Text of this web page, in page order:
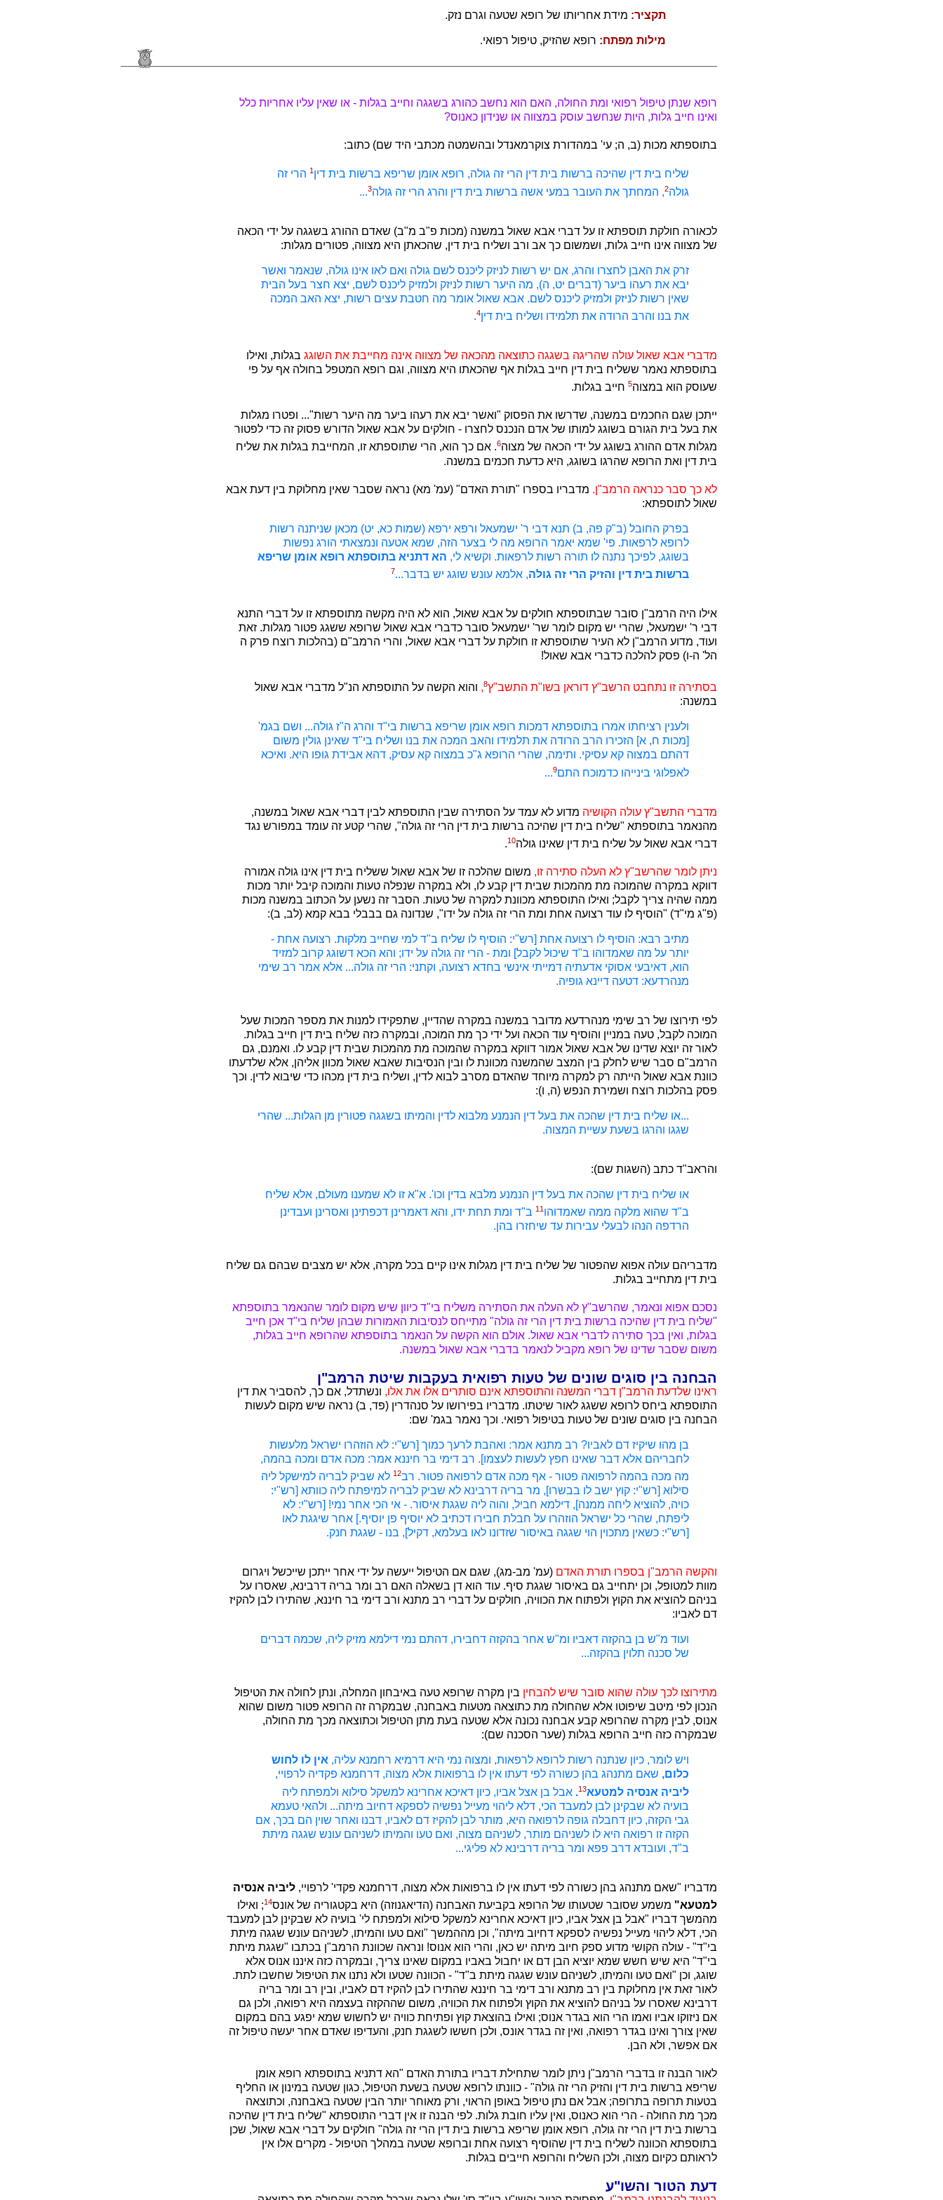
תקציר: מידת אחריותו של רופא שטעה וגרם נזק.
מילות מפתח: רופא שהזיק, טיפול רפואי.
רופא שנתן טיפול רפואי ומת החולה, האם הוא נחשב כהורג בשגגה וחייב בגלות - או שאין עליו אחריות כלל
ואינו חייב גלות, היות שנחשב עוסק במצווה או שנידון כאנוס?
בתוספתא מכות (ב, ה; עי' במהדורת צוקרמאנדל ובהשמטה מכתבי היד שם) כתוב:
שליח בית דין שהיכה ברשות בית דין הרי זה גולה, רופא אומן שריפא ברשות בית דין 1 הרי זה
גולה2, המחתך את העובר במעי אשה ברשות בית דין והרג הרי זה גולה3
...
לכאורה חולקת תוספתא זו על דברי אבא שאול במשנה (מכות פ"ב מ"ב) שאדם ההורג בשגגה על ידי הכאה
של מצווה אינו חייב גלות, ושמשום כך אב ורב ושליח בית דין, שהכאתן היא מצווה, פטורים מגלות:
זרק את האבן לחצרו והרג, אם יש רשות לניזק ליכנס לשם גולה ואם לאו אינו גולה, שנאמר ואשר
יבא את רעהו ביער (דברים יט, ה), מה היער רשות לניזק ולמזיק ליכנס לשם, יצא חצר בעל הבית
שאין רשות לניזק ולמזיק ליכנס לשם. אבא שאול אומר מה חטבת עצים רשות, יצא האב המכה
את בנו והרב הרודה את תלמידו ושליח בית דין4
.
מדברי אבא שאול עולה שהריגה בשגגה כתוצאה מהכאה של מצווה אינה מחייבת את השוגג בגלות, ואילו
בתוספתא נאמר ששליח בית דין חייב בגלות אף שהכאתו היא מצווה, וגם רופא המטפל בחולה אף על פי
שעוסק הוא במצוה5 חייב בגלות.
ייתכן שגם החכמים במשנה, שדרשו את הפסוק "ואשר יבא את רעהו ביער מה היער רשות"... ופטרו מגלות
את בעל בית הגורם בשוגג למותו של אדם הנכנס לחצרו - חולקים על אבא שאול הדורש פסוק זה כדי לפטור
מגלות אדם ההורג בשוגג על ידי הכאה של מצוה6. אם כך הוא, הרי שתוספתא זו, המחייבת בגלות את שליח
בית דין ואת הרופא שהרגו בשוגג, היא כדעת חכמים במשנה.
לא כך סבר כנראה הרמב"ן. מדבריו בספרו "תורת האדם" (עמ' מא) נראה שסבר שאין מחלוקת בין דעת אבא
שאול לתוספתא:
בפרק החובל (ב"ק פה, ב) תנא דבי ר' ישמעאל ורפא ירפא (שמות כא, יט) מכאן שניתנה רשות
לרופא לרפאות. פי' שמא יאמר הרופא מה לי בצער הזה, שמא אטעה ונמצאתי הורג נפשות
בשוגג, לפיכך נתנה לו תורה רשות לרפאות. וקשיא לי, הא דתניא בתוספתא רופא אומן שריפא
ברשות בית דין והזיק הרי זה גולה, אלמא עונש שוגג יש בדבר...7
אילו היה הרמב"ן סובר שבתוספתא חולקים על אבא שאול, הוא לא היה מקשה מתוספתא זו על דברי התנא
דבי ר' ישמעאל, שהרי יש מקום לומר שר' ישמעאל סובר כדברי אבא שאול שרופא ששגג פטור מגלות. זאת
ועוד, מדוע הרמב"ן לא העיר שתוספתא זו חולקת על דברי אבא שאול, והרי הרמב"ם (בהלכות רוצח פרק ה
הל' ה-ו) פסק להלכה כדברי אבא שאול!
בסתירה זו נתחבט הרשב"ץ דוראן בשו"ת התשב"ץ8
, והוא הקשה על התוספתא הנ"ל מדברי אבא שאול
במשנה:
ולענין רציחתו אמרו בתוספתא דמכות רופא אומן שריפא ברשות בי"ד והרג ה"ז גולה... ושם בגמ'
[מכות ח, א] הזכירו הרב הרודה את תלמידו והאב המכה את בנו ושליח בי"ד שאינן גולין משום
דהתם במצוה קא עסיקי. ותימה, שהרי הרופא ג"כ במצוה קא עסיק, דהא אבידת גופו היא. ואיכא
לאפלוגי בינייהו כדמוכח התם9
...
מדברי התשב"ץ עולה הקושיה מדוע לא עמד על הסתירה שבין התוספתא לבין דברי אבא שאול במשנה,
מהנאמר בתוספתא "שליח בית דין שהיכה ברשות בית דין הרי זה גולה", שהרי קטע זה עומד במפורש נגד
דברי אבא שאול על שליח בית דין שאינו גולה10
.
ניתן לומר שהרשב"ץ לא העלה סתירה זו, משום שהלכה זו של אבא שאול ששליח בית דין אינו גולה אמורה
דווקא במקרה שהמוכה מת מהמכות שבית דין קבע לו, ולא במקרה שנפלה טעות והמוכה קיבל יותר מכות
ממה שהיה צריך לקבל; ואילו התוספתא מכוונת למקרה של טעות. הסבר זה נשען על הכתוב במשנה מכות
(פ"ג מי"ד) "הוסיף לו עוד רצועה אחת ומת הרי זה גולה על ידו", שנדונה גם בבבלי בבא קמא (לב, ב):
מתיב רבא: הוסיף לו רצועה אחת [רש"י: הוסיף לו שליח ב"ד למי שחייב מלקות. רצועה אחת -
יותר על מה שאמדוהו ב"ד שיכול לקבל] ומת - הרי זה גולה על ידו; והא הכא דשוגג קרוב למזיד
הוא, דאיבעי אסוקי אדעתיה דמייתי אינשי בחדא רצועה, וקתני: הרי זה גולה... אלא אמר רב שימי
מנהרדעא: דטעה דיינא גופיה.
לפי תירוצו של רב שימי מנהרדעא מדובר במשנה במקרה שהדיין, שתפקידו למנות את מספר המכות שעל
המוכה לקבל, טעה במניין והוסיף עוד הכאה ועל ידי כך מת המוכה, ובמקרה כזה שליח בית דין חייב בגלות.
לאור זה יוצא שדינו של אבא שאול אמור דווקא במקרה שהמוכה מת מהמכות שבית דין קבע לו. ואמנם, גם
הרמב"ם סבר שיש לחלק בין המצב שהמשנה מכוונת לו ובין הנסיבות שאבא שאול מכוון אליהן, אלא שלדעתו
כוונת אבא שאול הייתה רק למקרה מיוחד שהאדם מסרב לבוא לדין, ושליח בית דין מכהו כדי שיבוא לדין. וכך
פסק בהלכות רוצח ושמירת הנפש (ה, ו):
...או שליח בית דין שהכה את בעל דין הנמנע מלבוא לדין והמיתו בשגגה פטורין מן הגלות... שהרי
שגגו והרגו בשעת עשיית המצוה.
והראב"ד כתב (השגות שם):
או שליח בית דין שהכה את בעל דין הנמנע מלבא בדין וכו'. א"א זו לא שמענו מעולם, אלא שליח
ב"ד שהוא מלקה ממה שאמדוהו 11 ב"ד ומת תחת ידו, והא דאמרינן דכפתינן ואסרינן ועבדינן
הרדפה הנהו לבעלי עבירות עד שיחזרו בהן.
מדבריהם עולה אפוא שהפטור של שליח בית דין מגלות אינו קיים בכל מקרה, אלא יש מצבים שבהם גם שליח
בית דין מתחייב בגלות.
נסכם אפוא ונאמר, שהרשב"ץ לא העלה את הסתירה משליח בי"ד כיוון שיש מקום לומר שהנאמר בתוספתא
"שליח בית דין שהיכה ברשות בית דין הרי זה גולה" מתייחס לנסיבות האמורות שבהן שליח בי"ד אכן חייב
בגלות, ואין בכך סתירה לדברי אבא שאול. אולם הוא הקשה על הנאמר בתוספתא שהרופא חייב בגלות,
משום שסבר שדינו של רופא מקביל לנאמר בדברי אבא שאול במשנה.
הבחנה בין סוגים שונים של טעות רפואית בעקבות שיטת הרמב"ן
ראינו שלדעת הרמב"ן דברי המשנה והתוספתא אינם סותרים אלו את אלו, ונשתדל, אם כך, להסביר את דין
התוספתא ביחס לרופא ששגג לאור שיטתו. מדבריו בפירושו על סנהדרין (פד, ב) נראה שיש מקום לעשות
הבחנה בין סוגים שונים של טעות בטיפול רפואי. וכך נאמר בגמ' שם:
בן מהו שיקיז דם לאביו? רב מתנא אמר: ואהבת לרעך כמוך [רש"י: לא הוזהרו ישראל מלעשות
לחבריהם אלא דבר שאינו חפץ לעשות לעצמו]. רב דימי בר חיננא אמר: מכה אדם ומכה בהמה,
מה מכה בהמה לרפואה פטור - אף מכה אדם לרפואה פטור. רב12 לא שביק לבריה למישקל ליה
סילוא [רש"י: קוץ ישב לו בבשרו], מר בריה דרבינא לא שביק לבריה למיפתח ליה כוותא [רש"י:
כויה, להוציא ליחה ממנה], דילמא חביל, והוה ליה שגגת איסור. - אי הכי אחר נמי! [רש"י: לא
ליפתח, שהרי כל ישראל הוזהרו על חבלת חבירו דכתיב לא יוסיף פן יוסיף.] אחר שיגגת לאו
[רש"י: כשאין מתכוין הוי שגגה באיסור שזדונו לאו בעלמא, דקיל], בנו - שגגת חנק.
והקשה הרמב"ן בספרו תורת האדם (עמ' מב-מג), שגם אם הטיפול ייעשה על ידי אחר ייתכן שייכשל ויגרום
מוות למטופל, וכן יתחייב גם באיסור שגגת סיף. עוד הוא דן בשאלה האם רב ומר בריה דרבינא, שאסרו על
בניהם להוציא את הקוץ ולפתוח את הכוויה, חולקים על דברי רב מתנא ורב דימי בר חיננא, שהתירו לבן להקיז
דם לאביו:
ועוד מ"ש בן בהקזה דאביו ומ"ש אחר בהקזה דחבירו, דהתם נמי דילמא מזיק ליה, שכמה דברים
של סכנה תלוין בהקזה...
מתירוצו לכך עולה שהוא סובר שיש להבחין בין מקרה שרופא טעה באיבחון המחלה, ונתן לחולה את הטיפול
הנכון לפי מיטב שיפוטו אלא שהחולה מת כתוצאה מטעות באבחנה, שבמקרה זה הרופא פטור משום שהוא
אנוס, לבין מקרה שהרופא קבע אבחנה נכונה אלא שטעה בעת מתן הטיפול וכתוצאה מכך מת החולה,
שבמקרה כזה חייב הרופא בגלות (שער הסכנה שם):
ויש לומר, כיון שנתנה רשות לרופא לרפאות, ומצוה נמי היא דרמיא רחמנא עליה, אין לו לחוש
כלום, שאם מתנהג בהן כשורה לפי דעתו אין לו ברפואות אלא מצוה, דרחמנא פקדיה לרפויי,
ליביה אנסיה למטעא13
. אבל בן אצל אביו, כיון דאיכא אחרינא למשקל סילוא ולמפתח ליה
בועיה לא שבקינן לבן למעבד הכי, דלא ליהוי מעייל נפשיה לספקא דחיוב מיתה... ולהאי טעמא
גבי הקזה, כיון דחבלה גופה לרפואה היא, מותר לבן להקיז דם לאביו, דבנו ואחר שוין הם בכך, אם
הקזה זו רפואה היא לו לשניהם מותר, לשניהם מצוה, ואם טעו והמיתו לשניהם עונש שגגה מיתת
ב"ד, ועובדא דרב פפא ומר בריה דרבינא לא פליגי...
מדבריו "שאם מתנהג בהן כשורה לפי דעתו אין לו ברפואות אלא מצוה, דרחמנא פקדי' לרפויי, ליביה אנסיה
למטעא" משמע שסובר שטעותו של הרופא בקביעת האבחנה (הדיאגנוזה) היא בקטגוריה של אונס14; ואילו
מהמשך דבריו "אבל בן אצל אביו, כיון דאיכא אחרינא למשקל סילוא ולמפתח לי' בועיה לא שבקינן לבן למעבד
הכי, דלא ליהוי מעייל נפשיה לספקא דחיוב מיתה", וכן מההמשך "ואם טעו והמיתו, לשניהם עונש שגגה מיתת
בי"ד" - עולה הקושי מדוע ספק חיוב מיתה יש כאן, והרי הוא אנוס! ונראה שכוונת הרמב"ן בכתבו "שגגת מיתת
בי"ד" היא שיש חשש שמא יוציא הבן דם או יחבול באביו במקום שאינו צריך, ובמקרה כזה איננו אנוס אלא
שוגג, וכן "ואם טעו והמיתו, לשניהם עונש שגגה מיתת ב"ד" - הכוונה שטעו ולא נתנו את הטיפול שחשבו לתת.
לאור זאת אין מחלוקת בין רב מתנא ורב דימי בר חיננא שהתירו לבן להקיז דם לאביו, ובין רב ומר בריה
דרבינא שאסרו על בניהם להוציא את הקוץ ולפתוח את הכוויה, משום שההקזה בעצמה היא רפואה, ולכן גם
אם ניזוקו אביו ואמו הרי הוא בגדר אנוס; ואילו בהוצאת קוץ ופתיחת כוויה יש לחשוש שמא יפגע בהם במקום
שאין צורך ואינו בגדר רפואה, ואין זה בגדר אונס, ולכן חששו לשגגת חנק, והעדיפו שאדם אחר יעשה טיפול זה
אם אפשר, ולא הבן.
לאור הבנה זו בדברי הרמב"ן ניתן לומר שתחילת דבריו בתורת האדם "הא דתניא בתוספתא רופא אומן
שריפא ברשות בית דין והזיק הרי זה גולה" - כוונתו לרופא שטעה בשעת הטיפול, כגון שטעה במינון או החליף
בטעות תרופה בתרופה; אבל אם נתן טיפול באופן הראוי, ורק מאוחר יותר הבין שטעה באבחנה, וכתוצאה
מכך מת החולה - הרי הוא כאנוס, ואין עליו חובת גלות. לפי הבנה זו אין דברי התוספתא "שליח בית דין שהיכה
ברשות בית דין הרי זה גולה, רופא אומן שריפא ברשות בית דין הרי זה גולה" חולקים על דברי אבא שאול, שכן
בתוספתא הכוונה לשליח בית דין שהוסיף רצועה אחת וברופא שטעה במהלך הטיפול - מקרים אלו אין
לראותם כקיום מצוה, ולכן השליח והרופא חייבים בגלות.
דעת הטור והשו"ע